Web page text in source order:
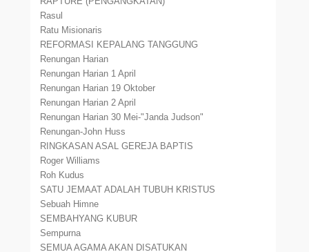
Rasul
Ratu Misionaris
REFORMASI KEPALANG TANGGUNG
Renungan Harian
Renungan Harian 1 April
Renungan Harian 19 Oktober
Renungan Harian 2 April
Renungan Harian 30 Mei-"Janda Judson"
Renungan-John Huss
RINGKASAN ASAL GEREJA BAPTIS
Roger Williams
Roh Kudus
SATU JEMAAT ADALAH TUBUH KRISTUS
Sebuah Himne
SEMBAHYANG KUBUR
Sempurna
SEMUA AGAMA AKAN DISATUKAN